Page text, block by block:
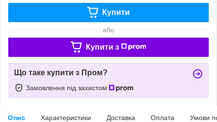
Купити
або
Купити з
Що таке купити з Пром?
Замовлення під захистом
Опис Характеристики Доставка Оплата Умови